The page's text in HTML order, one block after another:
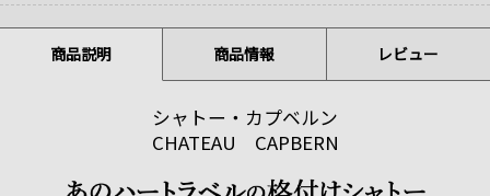
商品説明 商品情報 レビュー
シャトー・カプベルン
CHATEAU CAPBERN